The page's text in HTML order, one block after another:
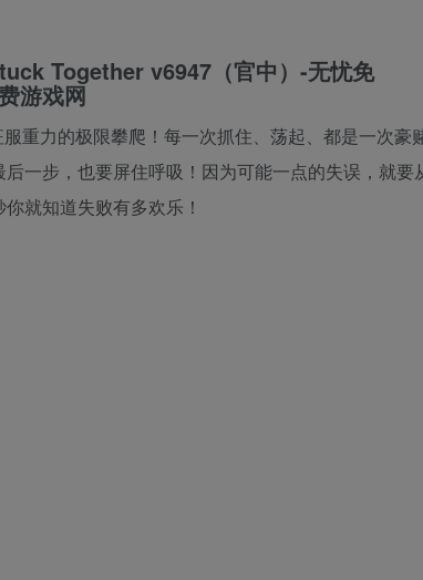
重力的极限攀爬！每一次抓住、荡起、都是一次豪
一步，也要屏住呼吸！因为可能一点的失误，就
就知道失败有多欢乐！